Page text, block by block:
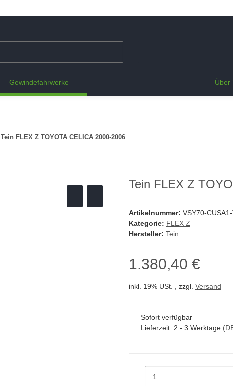
Gewindefahrwerke Über
Tein FLEX Z TOYOTA CELICA 2000-2006
Tein FLEX Z
Artikelnummer: VSY70-
Kategorie: FLEX Z
Hersteller: Tein
1.380,40 €
inkl. 19% USt. , zzgl. Versand
Sofort verfügbar
Lieferzeit: 2 - 3 Werktage